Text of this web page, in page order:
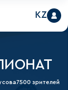
KZ
7500 зрителей